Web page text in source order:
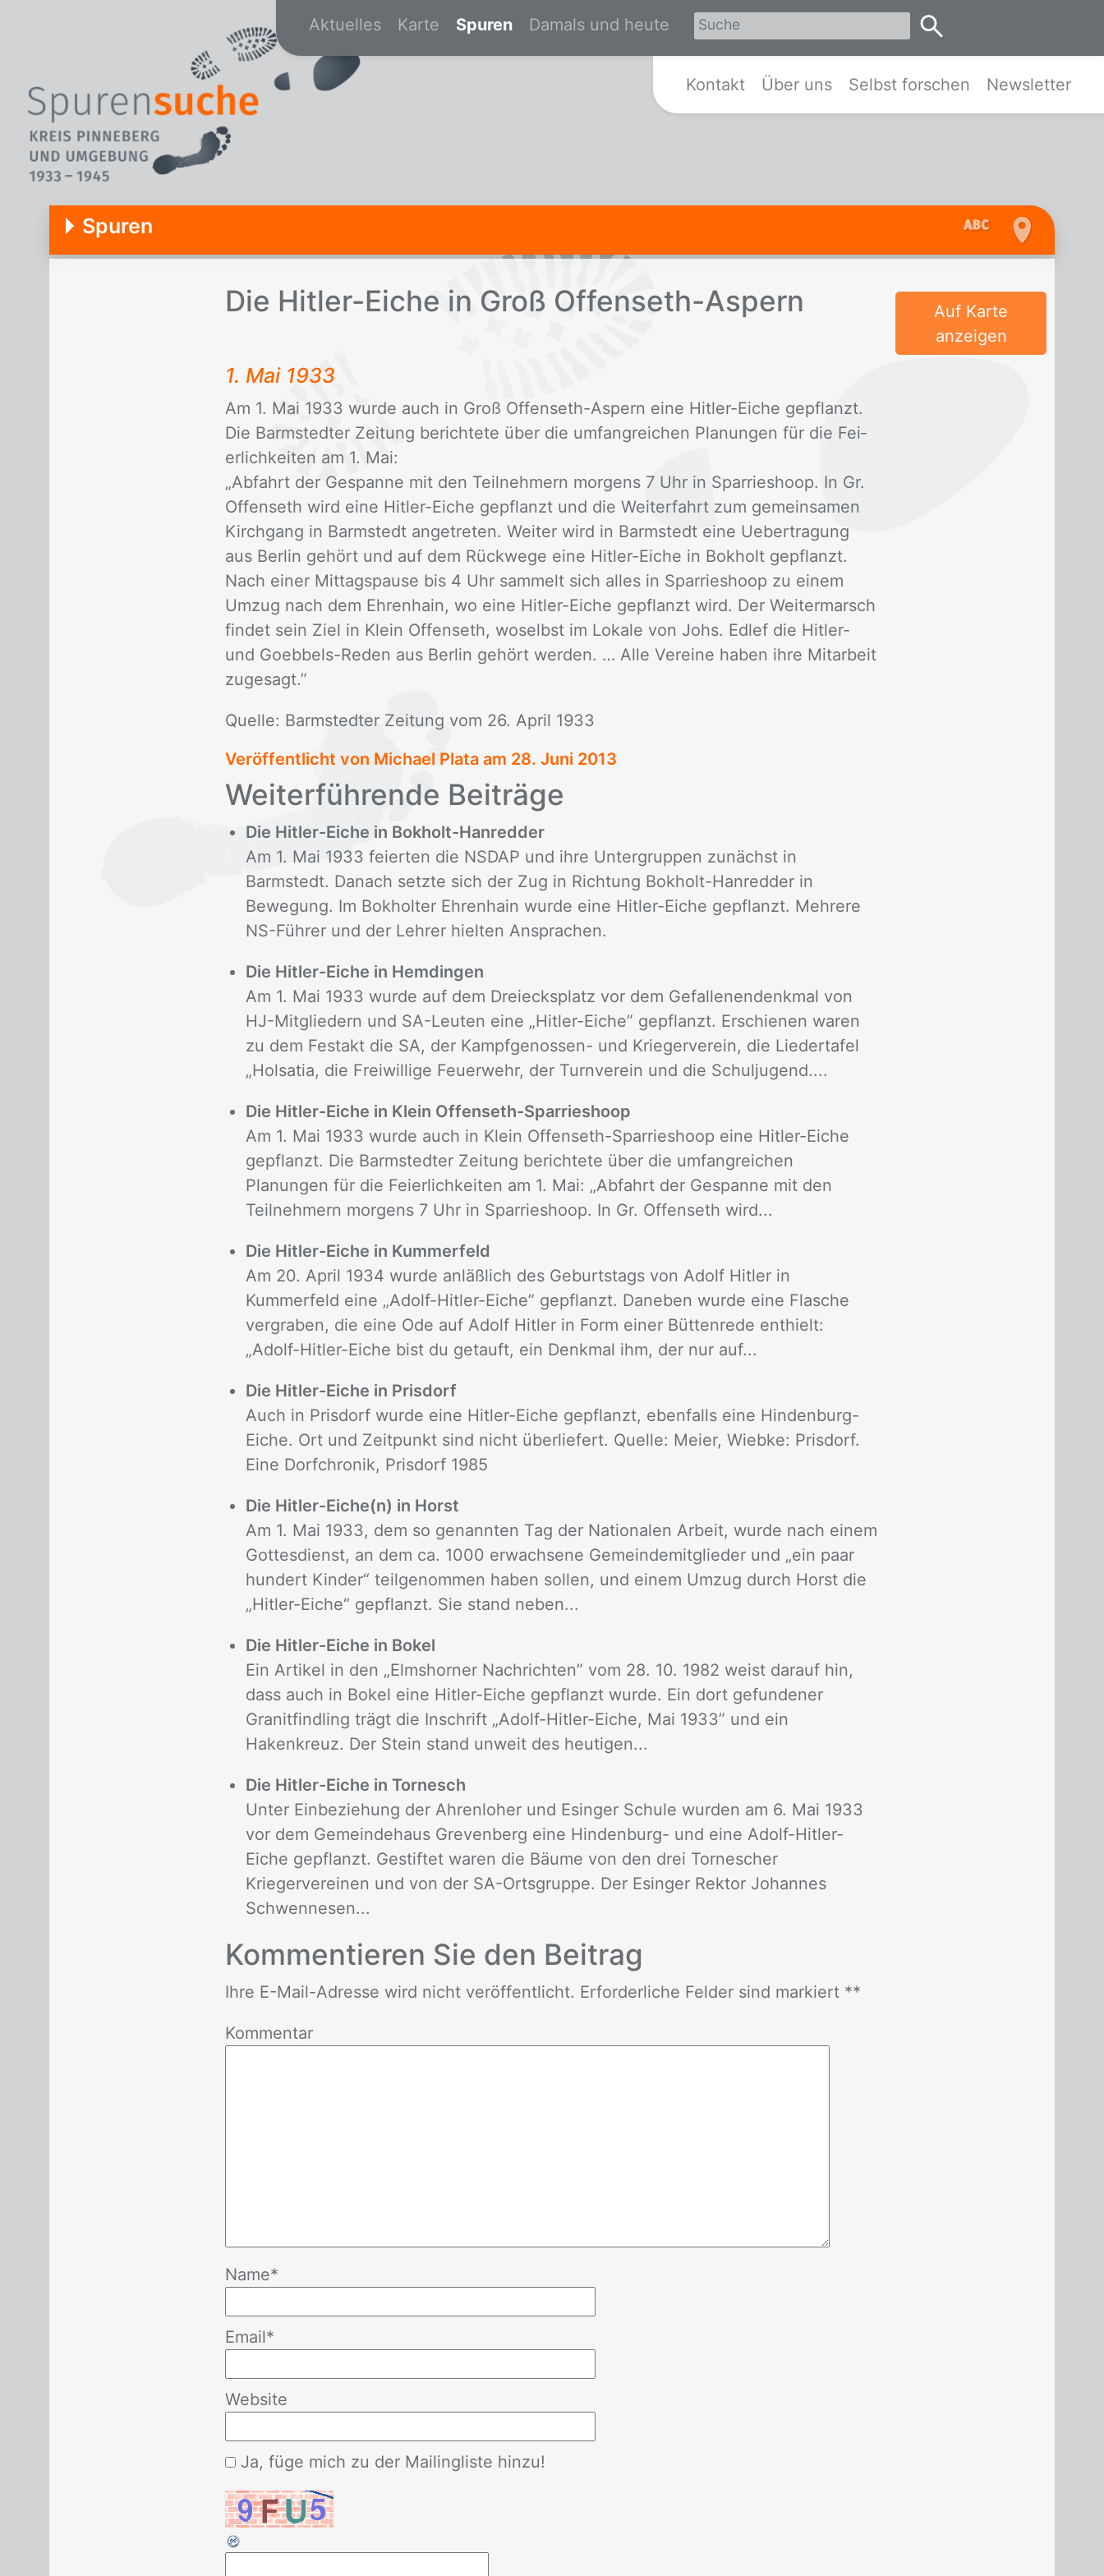
Zur Startseite von Spurensuche Kreis Pinneberg und Umgebung
Aktuelles Karte Spuren Damals und heute
Kontakt Über uns Selbst forschen Newsletter
Spuren
Die Hit­ler-Ei­che in Groß Of­fens­eth-As­pern
Auf Karte
anzeigen
1. Mai 1933
Am 1. Mai 1933 wur­de auch in Groß Of­fens­eth-As­pern eine Hit­ler-Ei­che ge­pflanzt.
Die Barm­sted­ter Zei­tung be­rich­te­te über die um­fang­rei­chen Pla­nun­gen für die Fei­
er­lich­kei­ten am 1. Mai:
„Ab­fahrt der Ge­span­ne mit den Teil­neh­mern mor­gens 7 Uhr in Spar­riesho­op. In Gr.
Of­fens­eth wird eine Hit­ler-Ei­che ge­pflanzt und die Wei­ter­fahrt zum ge­mein­sa­men
Kirch­gang in Barm­stedt an­ge­tre­ten. Wei­ter wird in Barm­stedt eine Ue­ber­tra­gung
aus Ber­lin ge­hört und auf dem Rück­we­ge eine Hit­ler-Ei­che in Bok­holt ge­pflanzt.
Nach ei­ner Mit­tags­pau­se bis 4 Uhr sam­melt sich al­les in Spar­riesho­op zu ei­nem
Um­zug nach dem Eh­ren­hain, wo eine Hit­ler-Ei­che ge­pflanzt wird. Der Wei­ter­marsch
fin­det sein Ziel in Klein Of­fens­eth, wo­selbst im Lo­ka­le von Johs. Ed­lef die Hit­ler-
und Go­eb­bels-Re­den aus Ber­lin ge­hört wer­den. … Alle Ver­ei­ne ha­ben ihre Mit­ar­beit
zu­ge­sagt.”
Quel­le: Barm­sted­ter Zei­tung vom 26. April 1933
Veröffentlicht von Michael Plata am 28. Juni 2013
Wei­ter­füh­ren­de Bei­trä­ge
Die Hitler-Eiche in Bokholt-Hanredder
Am 1. Mai 1933 feierten die NSDAP und ihre Untergruppen zunächst in
Barmstedt. Danach setzte sich der Zug in Richtung Bokholt-Hanredder in
Bewegung. Im Bokholter Ehrenhain wurde eine Hitler-Eiche gepflanzt. Mehrere
NS-Führer und der Lehrer hielten Ansprachen.
Die Hitler-Eiche in Hemdingen
Am 1. Mai 1933 wurde auf dem Dreiecksplatz vor dem Gefallenendenkmal von
HJ-Mitgliedern und SA-Leuten eine „Hitler-Eiche” gepflanzt. Erschienen waren
zu dem Festakt die SA, der Kampfgenossen- und Kriegerverein, die Liedertafel
„Holsatia, die Freiwillige Feuerwehr, der Turnverein und die Schuljugend....
Die Hitler-Eiche in Klein Offenseth-Sparrieshoop
Am 1. Mai 1933 wurde auch in Klein Offenseth-Sparrieshoop eine Hitler-Eiche
gepflanzt. Die Barmstedter Zeitung berichtete über die umfangreichen
Planungen für die Feierlichkeiten am 1. Mai: „Abfahrt der Gespanne mit den
Teilnehmern morgens 7 Uhr in Sparrieshoop. In Gr. Offenseth wird...
Die Hitler-Eiche in Kummerfeld
Am 20. April 1934 wurde anläßlich des Geburtstags von Adolf Hitler in
Kummerfeld eine „Adolf-Hitler-Eiche” gepflanzt. Daneben wurde eine Flasche
vergraben, die eine Ode auf Adolf Hitler in Form einer Büttenrede enthielt:
„Adolf-Hitler-Eiche bist du getauft, ein Denkmal ihm, der nur auf...
Die Hitler-Eiche in Prisdorf
Auch in Prisdorf wurde eine Hitler-Eiche gepflanzt, ebenfalls eine Hindenburg-
Eiche. Ort und Zeitpunkt sind nicht überliefert. Quelle: Meier, Wiebke: Prisdorf.
Eine Dorfchronik, Prisdorf 1985
Die Hitler-Eiche(n) in Horst
Am 1. Mai 1933, dem so genannten Tag der Nationalen Arbeit, wurde nach einem
Gottesdienst, an dem ca. 1000 erwachsene Gemeindemitglieder und „ein paar
hundert Kinder“ teilgenommen haben sollen, und einem Umzug durch Horst die
„Hitler-Eiche“ gepflanzt. Sie stand neben...
Die Hitler-Eiche in Bokel
Ein Artikel in den „Elmshorner Nachrichten” vom 28. 10. 1982 weist darauf hin,
dass auch in Bokel eine Hitler-Eiche gepflanzt wurde. Ein dort gefundener
Granitfindling trägt die Inschrift „Adolf-Hitler-Eiche, Mai 1933” und ein
Hakenkreuz. Der Stein stand unweit des heutigen...
Die Hitler-Eiche in Tornesch
Unter Einbeziehung der Ahrenloher und Esinger Schule wurden am 6. Mai 1933
vor dem Gemeindehaus Grevenberg eine Hindenburg- und eine Adolf-Hitler-
Eiche gepflanzt. Gestiftet waren die Bäume von den drei Tornescher
Kriegervereinen und von der SA-Ortsgruppe. Der Esinger Rektor Johannes
Schwennesen...
Kom­men­tie­ren Sie den Bei­trag
Ihre E-Mail-Adres­se wird nicht ver­öf­fent­licht. Er­for­der­li­che Fel­der sind mar­kiert **
Kommentar
Name*
Email*
Website
Ja, füge mich zu der Mailingliste hinzu!